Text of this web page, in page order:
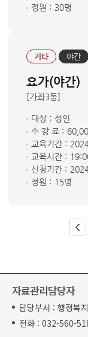
정원 : 30명
기타 야간
요가(야간)
[가좌3동]
대상 : 성인
수 강 료 :
교육기간 :
교육시간 :
신청기간 :
정원 : 15명
자료관리담당자
담당부서 : 행정복
전화 : 032-560-